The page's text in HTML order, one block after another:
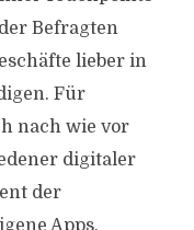
Befragten
lieber in
Für
nach wie vor
digitaler
der
Apps,